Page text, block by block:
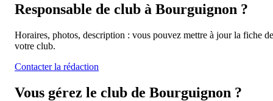
Responsable de club à Bourguignon ?
Horaires, photos, description : vous pouvez mettre à jour la fiche de
votre club.
Contacter la rédaction
Vous gérez le club de Bourguignon ?